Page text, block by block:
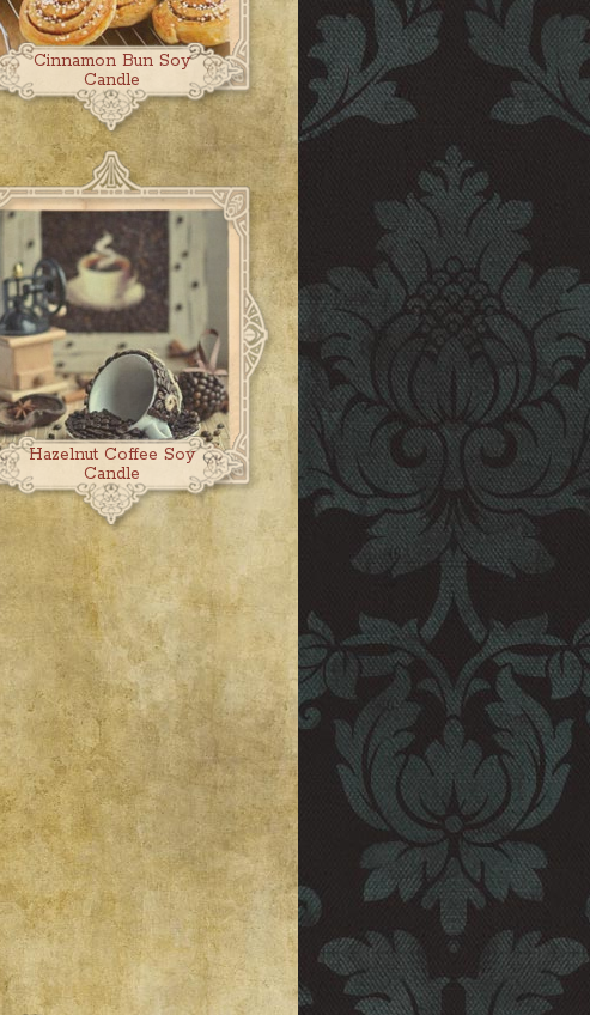
Cinnamon Bun Soy
Candle
Hazelnut Coffee Soy
Candle